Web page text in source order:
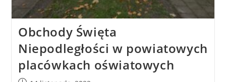
Obchody Święta
Niepodległości w powiatowych
placówkach oświatowych